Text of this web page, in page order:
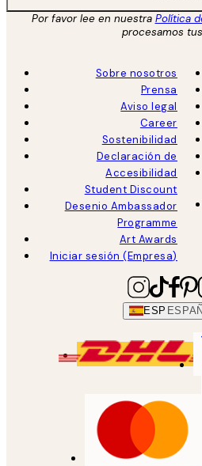
Por favor lee en nuestra Política
procesamos
Sobre nosotros
Prensa
Aviso legal
Career
Sostenibilidad
Declaración de
Accesibilidad
Student Discount
Desenio Ambassador
Programme
Art Awards
Iniciar sesión (Empresa)
ESP